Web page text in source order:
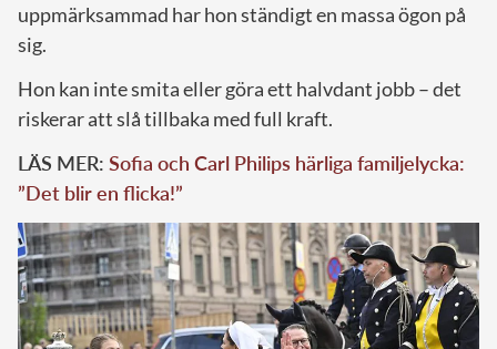
uppmärksammad har hon ständigt en massa ögon på
sig.
Hon kan inte smita eller göra ett halvdant jobb – det
riskerar att slå tillbaka med full kraft.
LÄS MER: Sofia och Carl Philips härliga familjelycka:
”Det blir en flicka!”